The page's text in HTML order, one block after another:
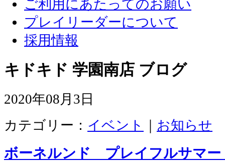
ご利用にあたってのお願い
プレイリーダーについて
採用情報
キドキド 学園南店 ブログ
2020年08月3日
カテゴリー： イベント お知らせ
ボーネルンド プレイフルサマ